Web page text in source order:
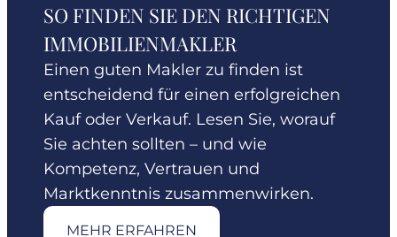
SO FINDEN SIE DEN RICHTIGEN
IMMOBILIENMAKLER
Einen guten Makler zu finden ist
entscheidend für einen erfolgreichen
Kauf oder Verkauf. Lesen Sie, worauf
Sie achten sollten – und wie
Kompetenz, Vertrauen und
Marktkenntnis zusammenwirken.
MEHR ERFAHREN